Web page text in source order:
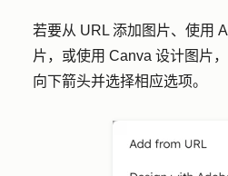
若要从 URL 添加图片、使用
片，或使用 Canva 设计图片
向下箭头并选择相应选项。